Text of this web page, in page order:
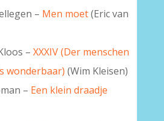
– Men moet(Eric van
– XXXIV (Der menschen
wonderbaar) (Wim Kleisen)
– Een klein draadje